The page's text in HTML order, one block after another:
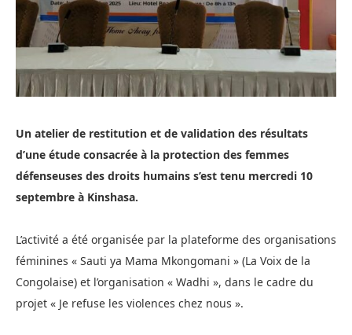
Un atelier de restitution et de validation des résultats
d’une étude consacrée à la protection des femmes
défenseuses des droits humains s’est tenu mercredi 10
septembre à Kinshasa.
L’activité a été organisée par la plateforme des organisations
féminines « Sauti ya Mama Mkongomani » (La Voix de la
Congolaise) et l’organisation « Wadhi », dans le cadre du
projet « Je refuse les violences chez nous ».